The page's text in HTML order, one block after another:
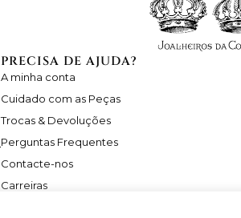
PRECISA DE AJUDA?
A minha conta
Cuidado com as Peças
Trocas & Devoluções
Perguntas Frequentes
Contacte-nos
Carreiras